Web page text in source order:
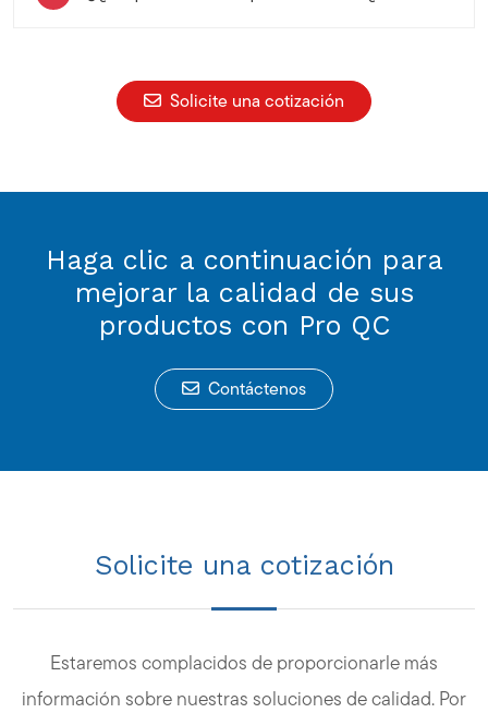
Solicite una cotización
Haga clic a continuación para
mejorar la calidad de sus
productos con Pro QC
Contáctenos
Solicite una cotización
Estaremos complacidos de proporcionarle más
información sobre nuestras soluciones de calidad. Por